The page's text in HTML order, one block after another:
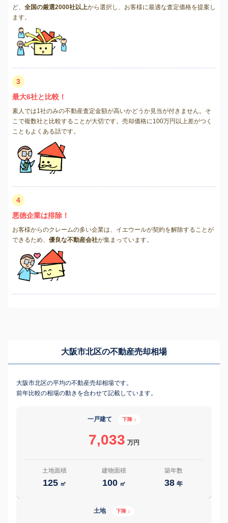
ど、 全国の厳選2000社以上から選択し、お客様に最適な査定価格を提案し
ます。
3
最大6社と比較！
素人では1社のみの不動産査定金額が高いかどうか見当が付きません。そ
こで複数社と比較することが大切です。売却価格に100万円以上差がつく
こともよくある話です。
4
悪徳企業は排除！
お客様からのクレームの多い企業は、イエウールが契約を解除することが
できるため、 優良な不動産会社が集まっています。
大阪市北区の不動産売却相場
大阪市北区の平均の不動産売却相場です。
前年比較の相場の動きを合わせて記載しています。
一戸建て 下降 ↓
7,033 万円
土地面積
125 ㎡
建物面積
100 ㎡
築年数
38 年
土地 下降 ↓